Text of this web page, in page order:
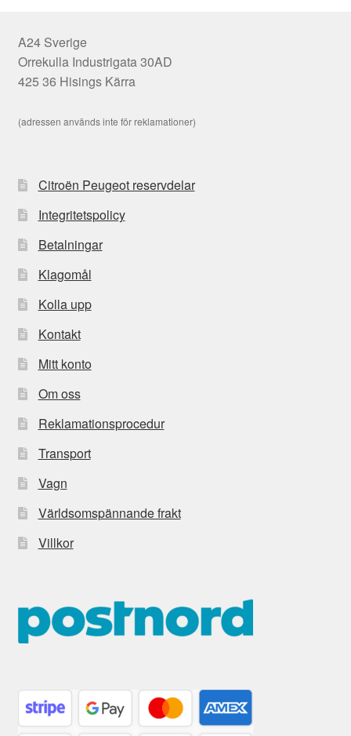
A24 Sverige
Orrekulla Industrigata 30AD
425 36 Hisings Kärra
(adressen används inte för reklamationer)
Citroën Peugeot reservdelar
Integritetspolicy
Betalningar
Klagomål
Kolla upp
Kontakt
Mitt konto
Om oss
Reklamationsprocedur
Transport
Vagn
Världsomspännande frakt
Villkor